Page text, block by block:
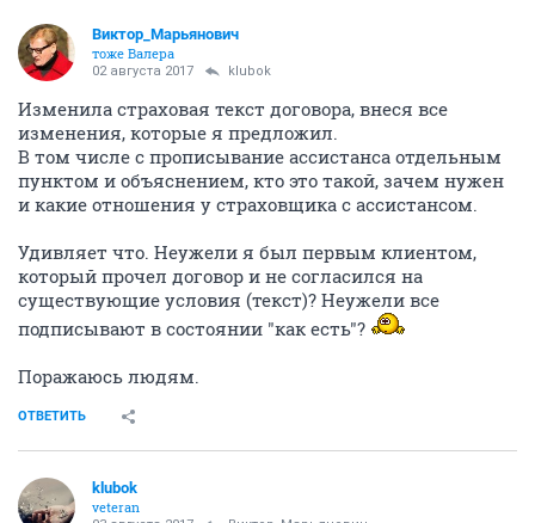
Виктор_Марьянович
тоже Валера
02 августа 2017 klubok
Изменила страховая текст договора, внеся все
изменения, которые я предложил.
В том числе с прописывание ассистанса отдельным
пунктом и объяснением, кто это такой, зачем нужен
и какие отношения у страховщика с ассистансом.
Удивляет что. Неужели я был первым клиентом,
который прочел договор и не согласился на
существующие условия (текст)? Неужели все
подписывают в состоянии "как есть"?
Поражаюсь людям.
ОТВЕТИТЬ
klubok
veteran